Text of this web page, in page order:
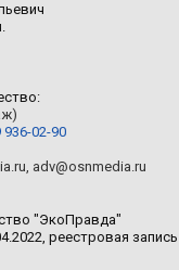
936-02-90
, adv@osnmedia.ru
"ЭкоПравда"
реестровая запись